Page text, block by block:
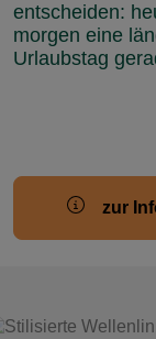
entscheiden:
morgen eine
Urlaubstag
zur